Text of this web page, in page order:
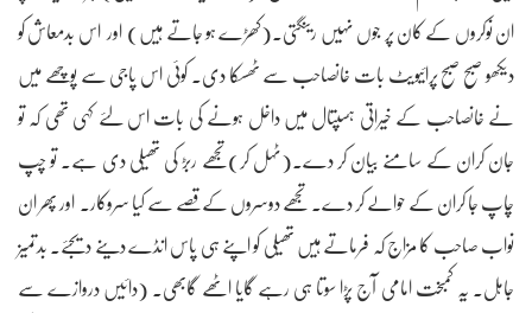
ان نوکروں کے کان پر جوں نہیں رینگتی۔(کھڑے ہو جاتے ہیں) اور اس بدمعاش کو
دیکھو صبح صبح پرائیویٹ بات خانصاحب سے ٹھسکا دی۔ کوئی اس پاجی سے پوچھے میں
نے خانصاحب کے خیراتی ہسپتال میں داخل ہونے کی بات اس لئے کہی تھی کہ تو
جان کران کے سامنے بیان کر دے۔(ٹہل کر)تجھے ربڑ کی تھیلی دی ہے۔ تو چپ
چاپ جا کران کے حوالے کر دے۔ تجھے دوسروں کے قصے سے کیا سروکار۔ اور پھر ان
نواب صاحب کا مزاج کہ فرماتے ہیں تھیلی کو اپنے ہی پاس انڈے دینے دیجئے۔ بدتمیز
جاہل۔ یہ کمبخت امامی آج پڑا سوتا ہی رہے گایا اٹھے گابھی۔ (دائیں دروازے سے